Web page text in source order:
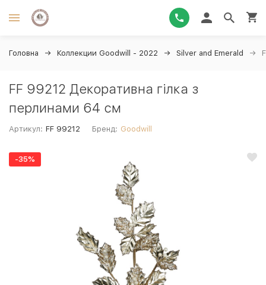
Головна Коллекции Goodwill - 2022 Silver and Emerald
FF 99212 Декоративна гілка з
перлинами 64 см
Артикул: FF 99212 Бренд: Goodwill
-35%